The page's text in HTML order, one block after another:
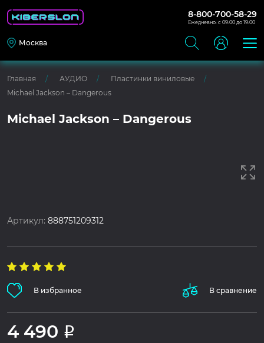
8-800-700-58-29
Ежедневно: с 09:00 до 19:00
Москва
Главная АУДИО
Пластинки виниловые
Michael Jackson – Dangerous
Michael Jackson – Dangerous
Артикул:888751209312
В избранное В сравнение
4 490 Р